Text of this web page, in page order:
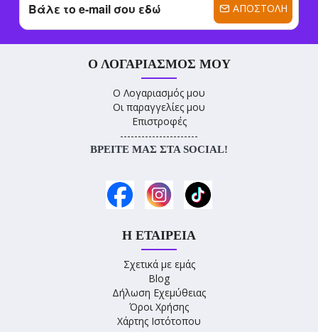
ΑΠΟΣΤΟΛΉ
Ο ΛΟΓΑΡΙΑΣΜΌΣ ΜΟΥ
Ο Λογαριασμός μου
Οι παραγγελίες μου
Επιστροφές
----------------------
ΒΡΕΊΤΕ ΜΑΣ ΣΤΑ SOCIAL!
Η ΕΤΑΙΡΕΊΑ
Σχετικά με εμάς
Blog
Δήλωση Εχεμύθειας
Όροι Χρήσης
Χάρτης Ιστότοπου